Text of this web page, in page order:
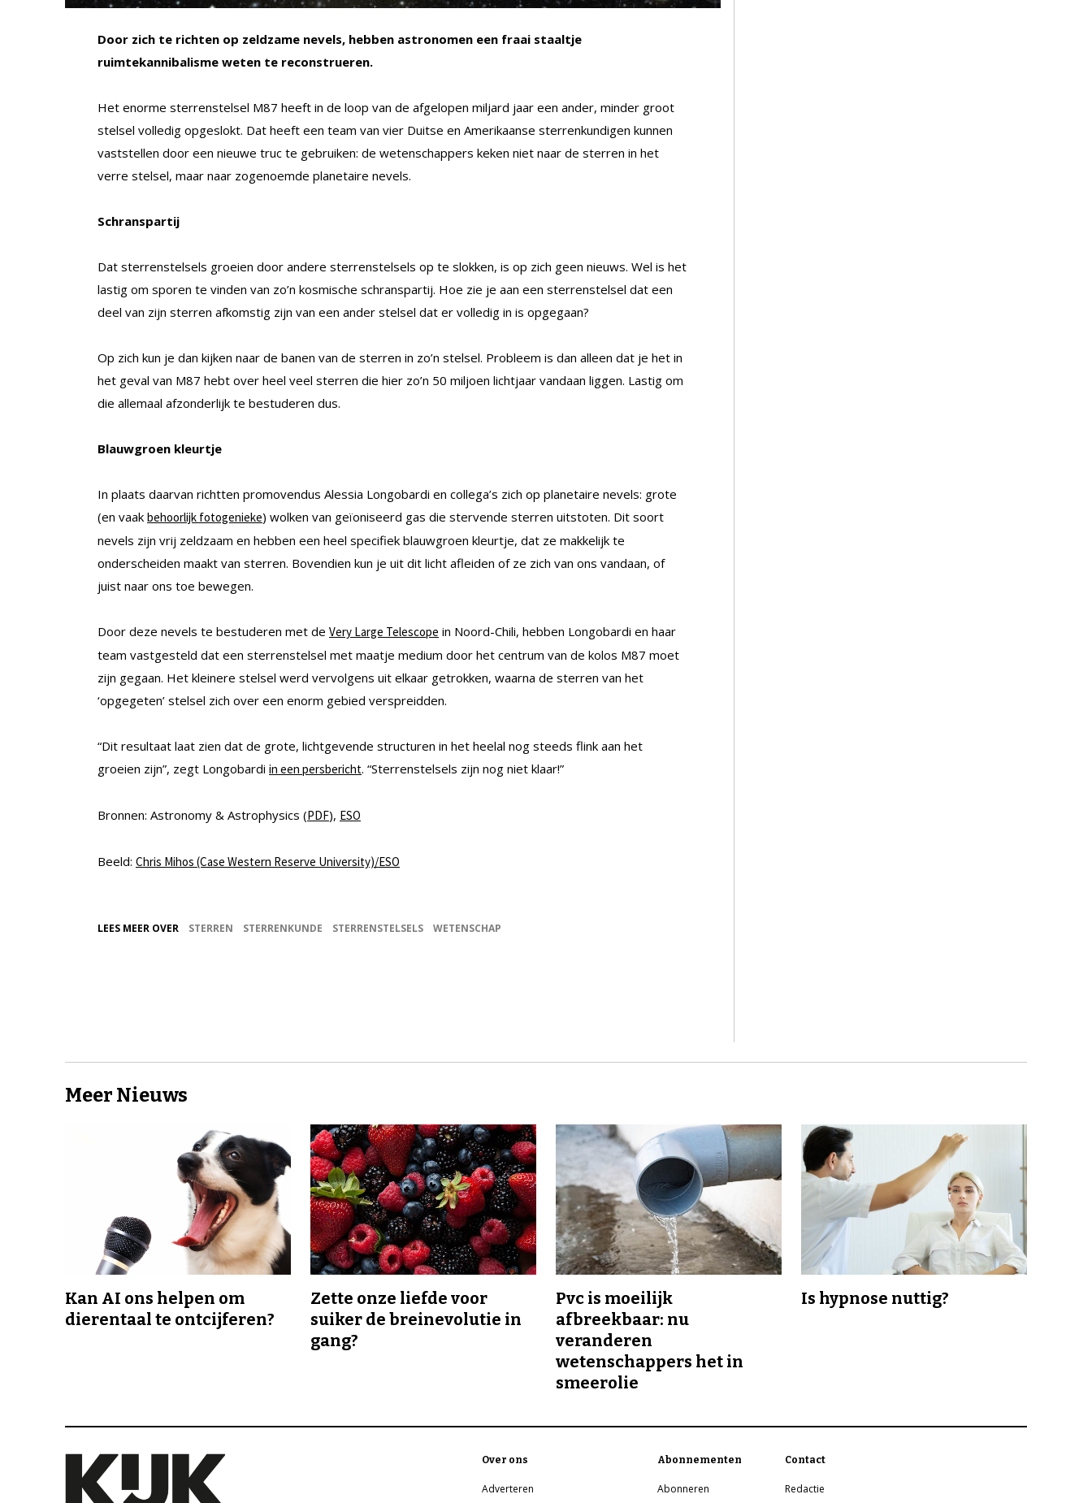
Door zich te richten op zeldzame nevels, hebben astronomen een fraai staaltje
ruimtekannibalisme weten te reconstrueren.
Het enorme sterrenstelsel M87 heeft in de loop van de afgelopen miljard jaar een ander, minder groot
stelsel volledig opgeslokt. Dat heeft een team van vier Duitse en Amerikaanse sterrenkundigen kunnen
vaststellen door een nieuwe truc te gebruiken: de wetenschappers keken niet naar de sterren in het
verre stelsel, maar naar zogenoemde planetaire nevels.
Schranspartij
Dat sterrenstelsels groeien door andere sterrenstelsels op te slokken, is op zich geen nieuws. Wel is het
lastig om sporen te vinden van zo’n kosmische schranspartij. Hoe zie je aan een sterrenstelsel dat een
deel van zijn sterren afkomstig zijn van een ander stelsel dat er volledig in is opgegaan?
Op zich kun je dan kijken naar de banen van de sterren in zo’n stelsel. Probleem is dan alleen dat je het in
het geval van M87 hebt over heel veel sterren die hier zo’n 50 miljoen lichtjaar vandaan liggen. Lastig om
die allemaal afzonderlijk te bestuderen dus.
Blauwgroen kleurtje
In plaats daarvan richtten promovendus Alessia Longobardi en collega’s zich op planetaire nevels: grote
(en vaak behoorlijk fotogenieke) wolken van geïoniseerd gas die stervende sterren uitstoten. Dit soort
nevels zijn vrij zeldzaam en hebben een heel specifiek blauwgroen kleurtje, dat ze makkelijk te
onderscheiden maakt van sterren. Bovendien kun je uit dit licht afleiden of ze zich van ons vandaan, of
juist naar ons toe bewegen.
Door deze nevels te bestuderen met de Very Large Telescope in Noord-Chili, hebben Longobardi en haar
team vastgesteld dat een sterrenstelsel met maatje medium door het centrum van de kolos M87 moet
zijn gegaan. Het kleinere stelsel werd vervolgens uit elkaar getrokken, waarna de sterren van het
‘opgegeten’ stelsel zich over een enorm gebied verspreidden.
“Dit resultaat laat zien dat de grote, lichtgevende structuren in het heelal nog steeds flink aan het
groeien zijn”, zegt Longobardi in een persbericht. “Sterrenstelsels zijn nog niet klaar!”
Bronnen: Astronomy & Astrophysics (PDF), ESO
Beeld: Chris Mihos (Case Western Reserve University)/ESO
LEES MEER OVER STERREN STERRENKUNDE STERRENSTELSELS WETENSCHAP
Meer Nieuws
Kan AI ons helpen om
dierentaal te ontcijferen?
Zette onze liefde voor
suiker de breinevolutie in
gang?
Pvc is moeilijk
afbreekbaar: nu
veranderen
wetenschappers het in
smeerolie
Is hypnose nuttig?
Over ons
Adverteren
Abonnementen
Abonneren
Contact
Redactie